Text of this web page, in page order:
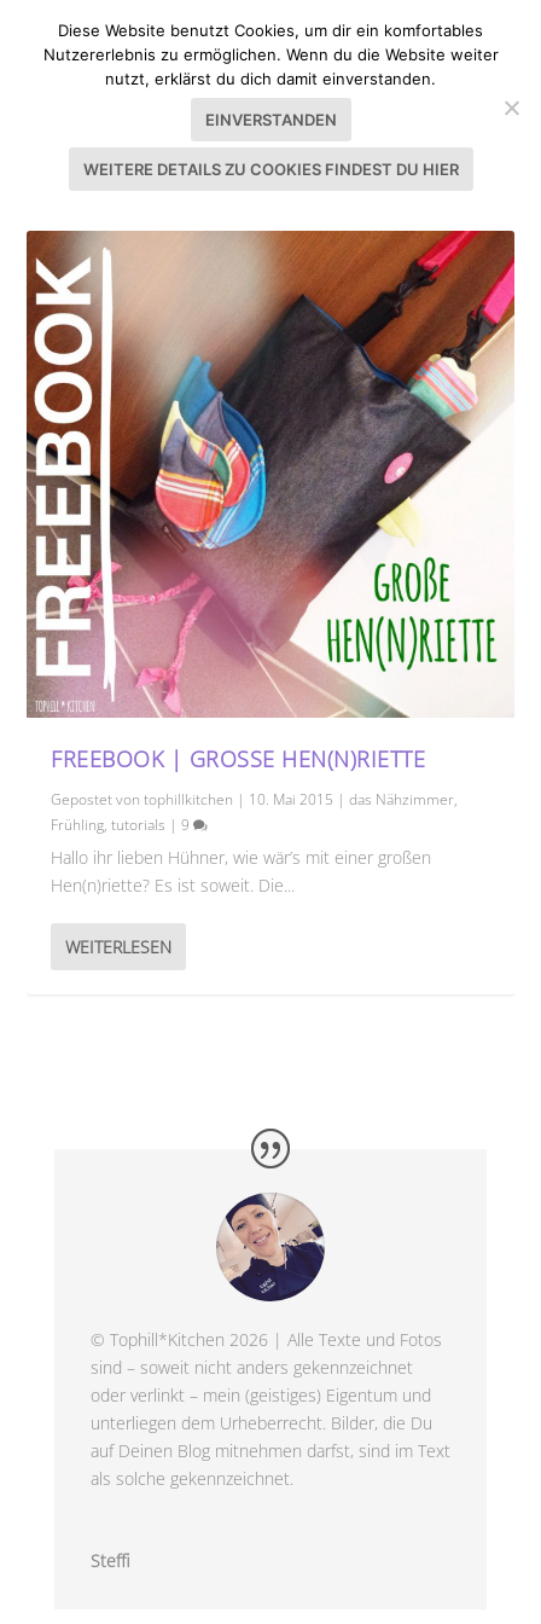
SCHLAGWORT:MESSETASCHE
FREEBOOK | GROSSE HEN(N)RIETTE
Gepostet vontophillkitchen | 10. Mai 2015 |das Nähzimmer,
Frühling,tutorials |9
Hallo ihr lieben Hühner, wie wär’s mit einer großen
Hen(n)riette? Es ist soweit. Die...
WEITERLESEN
© Tophill*Kitchen 2026 | Alle Texte und Fotos
sind – soweit nicht anders gekennzeichnet
oder verlinkt – mein (geistiges) Eigentum und
unterliegen dem Urheberrecht. Bilder, die Du
auf Deinen Blog mitnehmen darfst, sind im Text
als solche gekennzeichnet.
Steffi
Diese Website benutzt Cookies, um dir ein komfortables
Nutzererlebnis zu ermöglichen. Wenn du die Website weiter
nutzt, erklärst du dich damit einverstanden.
EINVERSTANDEN
WEITERE DETAILS ZU COOKIES FINDEST DU HIER